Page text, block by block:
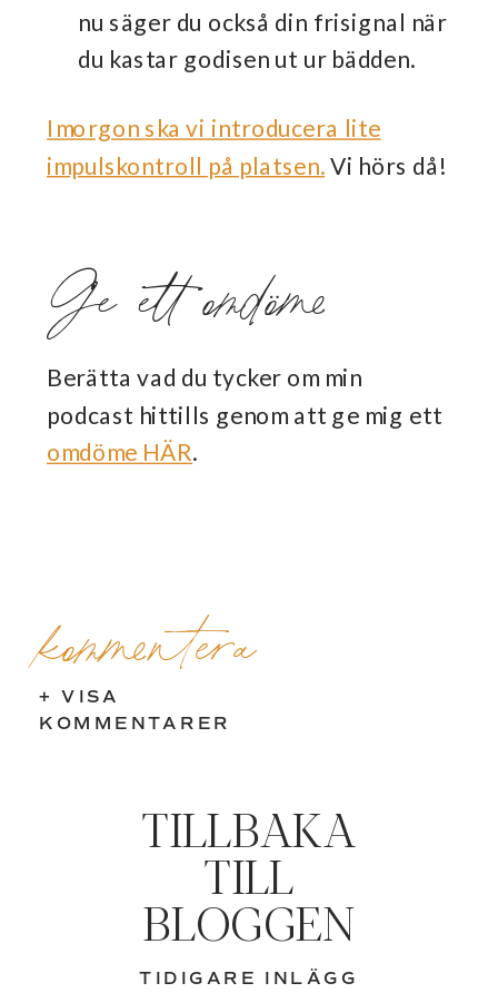
nu säger du också din frisignal när
du kastar godisen ut ur bädden.
Imorgon ska vi introducera lite
impulskontroll på platsen.Vi hörs då!
Ge ett omdöme
Berätta vad du tycker om min
podcast hittills genom att ge mig ett
omdöme HÄR.
+ VISA
KOMMENTARER
kommentera
TIDIGARE INLÄGG
TILLBAKA
TILL
BLOGGEN